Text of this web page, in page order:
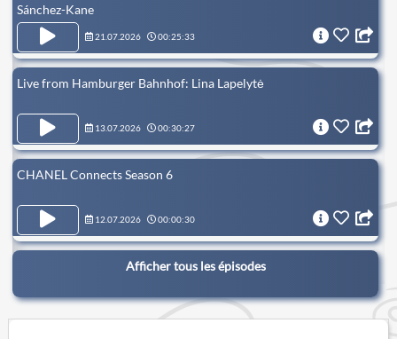
Sánchez-Kane
21.07.2026 00:25:33
Live from Hamburger Bahnhof: Lina Lapelytė
13.07.2026 00:30:27
CHANEL Connects Season 6
12.07.2026 00:00:30
Afficher tous les épisodes